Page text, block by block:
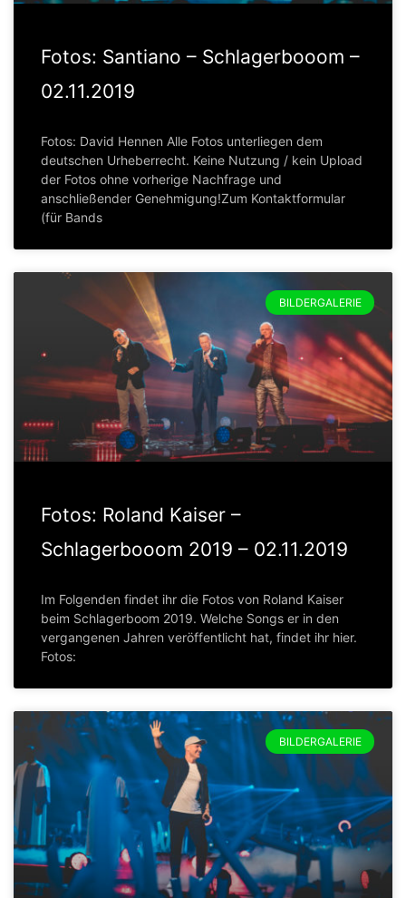
Fotos: Santiano – Schlagerbooom –
02.11.2019
Fotos: David Hennen Alle Fotos unterliegen dem
deutschen Urheberrecht. Keine Nutzung / kein Upload
der Fotos ohne vorherige Nachfrage und
anschließender Genehmigung!Zum Kontaktformular
(für Bands
BILDERGALERIE
Fotos: Roland Kaiser –
Schlagerbooom 2019 – 02.11.2019
Im Folgenden findet ihr die Fotos von Roland Kaiser
beim Schlagerboom 2019. Welche Songs er in den
vergangenen Jahren veröffentlicht hat, findet ihr hier.
Fotos:
BILDERGALERIE